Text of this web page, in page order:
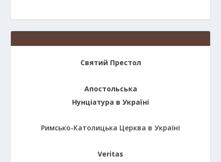
Святий Престол
Апостольська
Нунціатура в Україні
Римсько-Католицька Церква в Україні
Veritas